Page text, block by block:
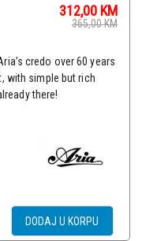
312,00 KM
365,00KM
credo over 60 years
with simple but rich
there!
DODAJ U KORPU